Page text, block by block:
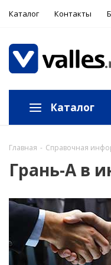
Каталог Контакты
Каталог
Главная - Справочная
Грань-А в